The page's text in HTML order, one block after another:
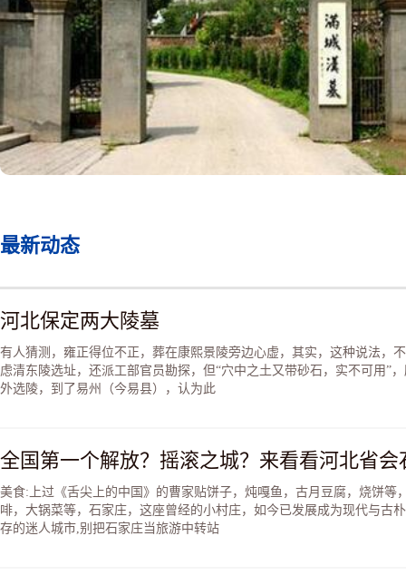
行清洗。在两千年前，就
得如此精巧，实乃惊世之
错金博山炉是一座熏炉
26厘米，造型美观，制作
博山，乃古代神话中的仙
金是金银镶嵌的一种工艺
通体用金丝错出精致的纹
香料放入点燃，香烟通过
许多小孔，袅袅上升，弥
中。炉盖高而尖，铸成山
最新动态
河北保定两大陵墓
有人猜测，雍正得位不正，葬在康熙景陵旁边心虚，其实，这种说法，
虑清东陵选址，还派工部官员勘探，但“穴中之土又带砂石，实不可用”
外选陵，到了易州（今易县），认为此
全国第一个解放？摇滚之城？来看看河北省会
美食:上过《舌尖上的中国》的曹家贴饼子，炖嘎鱼，古月豆腐，烧饼等
啡，大锅菜等，石家庄，这座曾经的小村庄，如今已发展成为现代与古
存的迷人城市,别把石家庄当旅游中转站